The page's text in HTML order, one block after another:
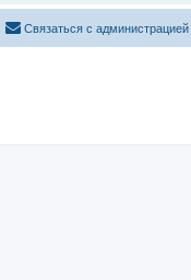
Связаться с администрацией